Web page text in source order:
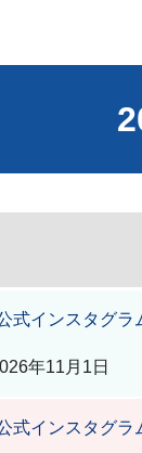
式インスタグ
年11月1日
式インスタグ